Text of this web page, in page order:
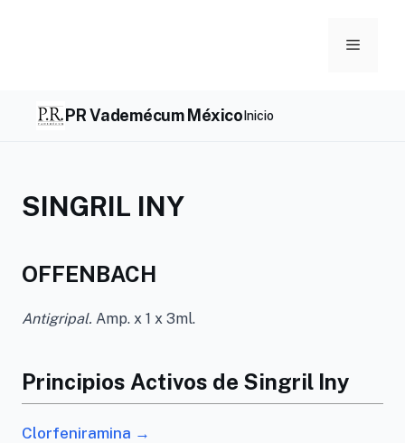
Menu
PR Vademécum MéxicoInicio
SINGRIL INY
OFFENBACH
Antigripal. Amp. x 1 x 3ml.
Principios Activos de Singril Iny
Clorfeniramina →